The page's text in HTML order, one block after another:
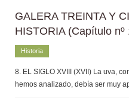
GALERA TREINTA Y
HISTORIA (Capítulo nº
Historia
8. EL SIGLO XVIII (XVII) La uva,
hemos analizado, debía ser muy